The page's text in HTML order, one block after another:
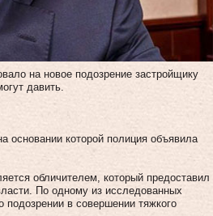
на новое подозрение застройщику
давить.
основании которой полиция объявила
обличителем, который предоставил
По одному из исследованных
в совершении тяжкого